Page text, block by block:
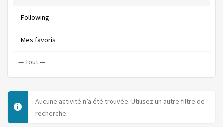
Following
Mes favoris
Aucune activité n’a été trouvée. Utilisez un autre filtre de
recherche.